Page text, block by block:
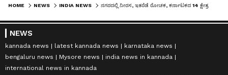
HOME NEWS INDIA NEWS ನಗರದಲ್ಲಿ ನೀರಸ, ಇತರೆಡೆ ರೋಚಕ, ಕರ್ನಾಟಕದ 14 ಕ್ಷೇತ್ರದಲ್ಲಿ ಮತದಾನದ ಕುತೂಹಲ!
NEWS
kannada news latest kannada news
karnataka news
bengaluru news
Mysore news
india news in kannada
international news in kannada